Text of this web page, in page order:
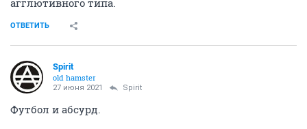
агглютивного типа.
ОТВЕТИТЬ
Spirit
old hamster
27 июня 2021 Spirit
Футбол и абсурд.